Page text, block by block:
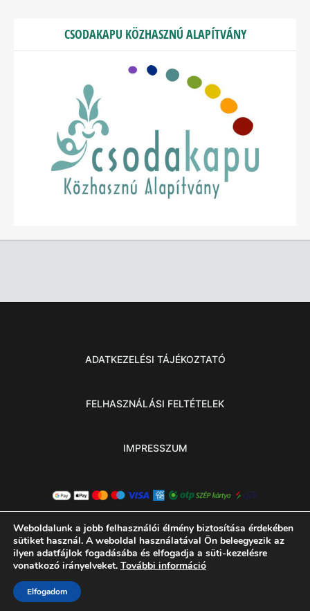
CSODAKAPU KÖZHASZNÚ ALAPÍTVÁNY
ADATKEZELÉSI TÁJÉKOZTATÓ
FELHASZNÁLÁSI FELTÉTELEK
IMPRESSZUM
© 2026 MINDEN JOG FENNTARTVA
Weboldalunk a jobb felhasználói élmény biztosítása érdekében
sütiket használ. A weboldal használatával Ön beleegyezik az
ilyen adatfájlok fogadásába és elfogadja a süti-kezelésre
vonatkozó irányelveket. További információ
Elfogadom